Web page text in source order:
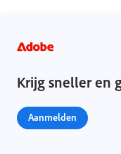
Krijg sneller en
Aanmelden